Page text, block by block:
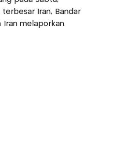
Iran, Bandar
melaporkan.